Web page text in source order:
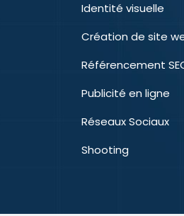
Identité visuelle
Création de site
Référencement
Publicité en ligne
Réseaux Sociaux
Shooting